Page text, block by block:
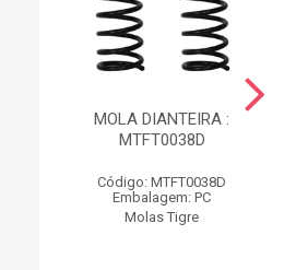
MOLA DIANTEIRA :
MTFT0038D
Código: MTFT0038D
Embalagem: PC
Molas Tigre